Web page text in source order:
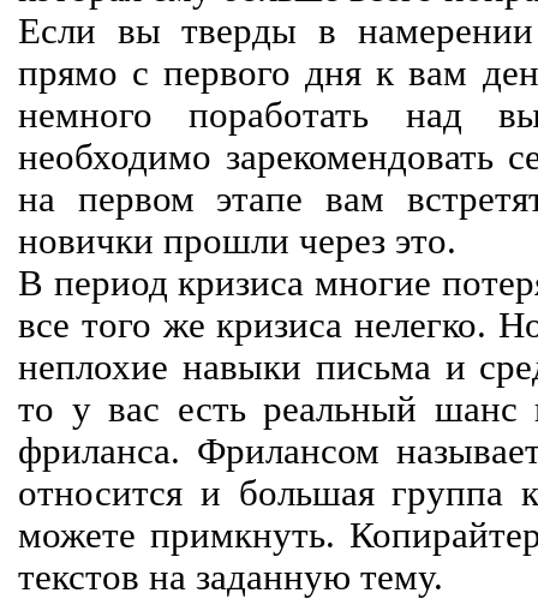
Если вы тверды в
прямо с первого дня к вам
немного поработать над
необходимо зарекомендовать
на первом этапе вам
новички прошли через это.
В период кризиса многие
все того же кризиса нелегко.
неплохие навыки письма и
то у вас есть реальный шанс
фриланса. Фрилансом
относится и большая группа
можете примкнуть.
текстов на заданную тему.